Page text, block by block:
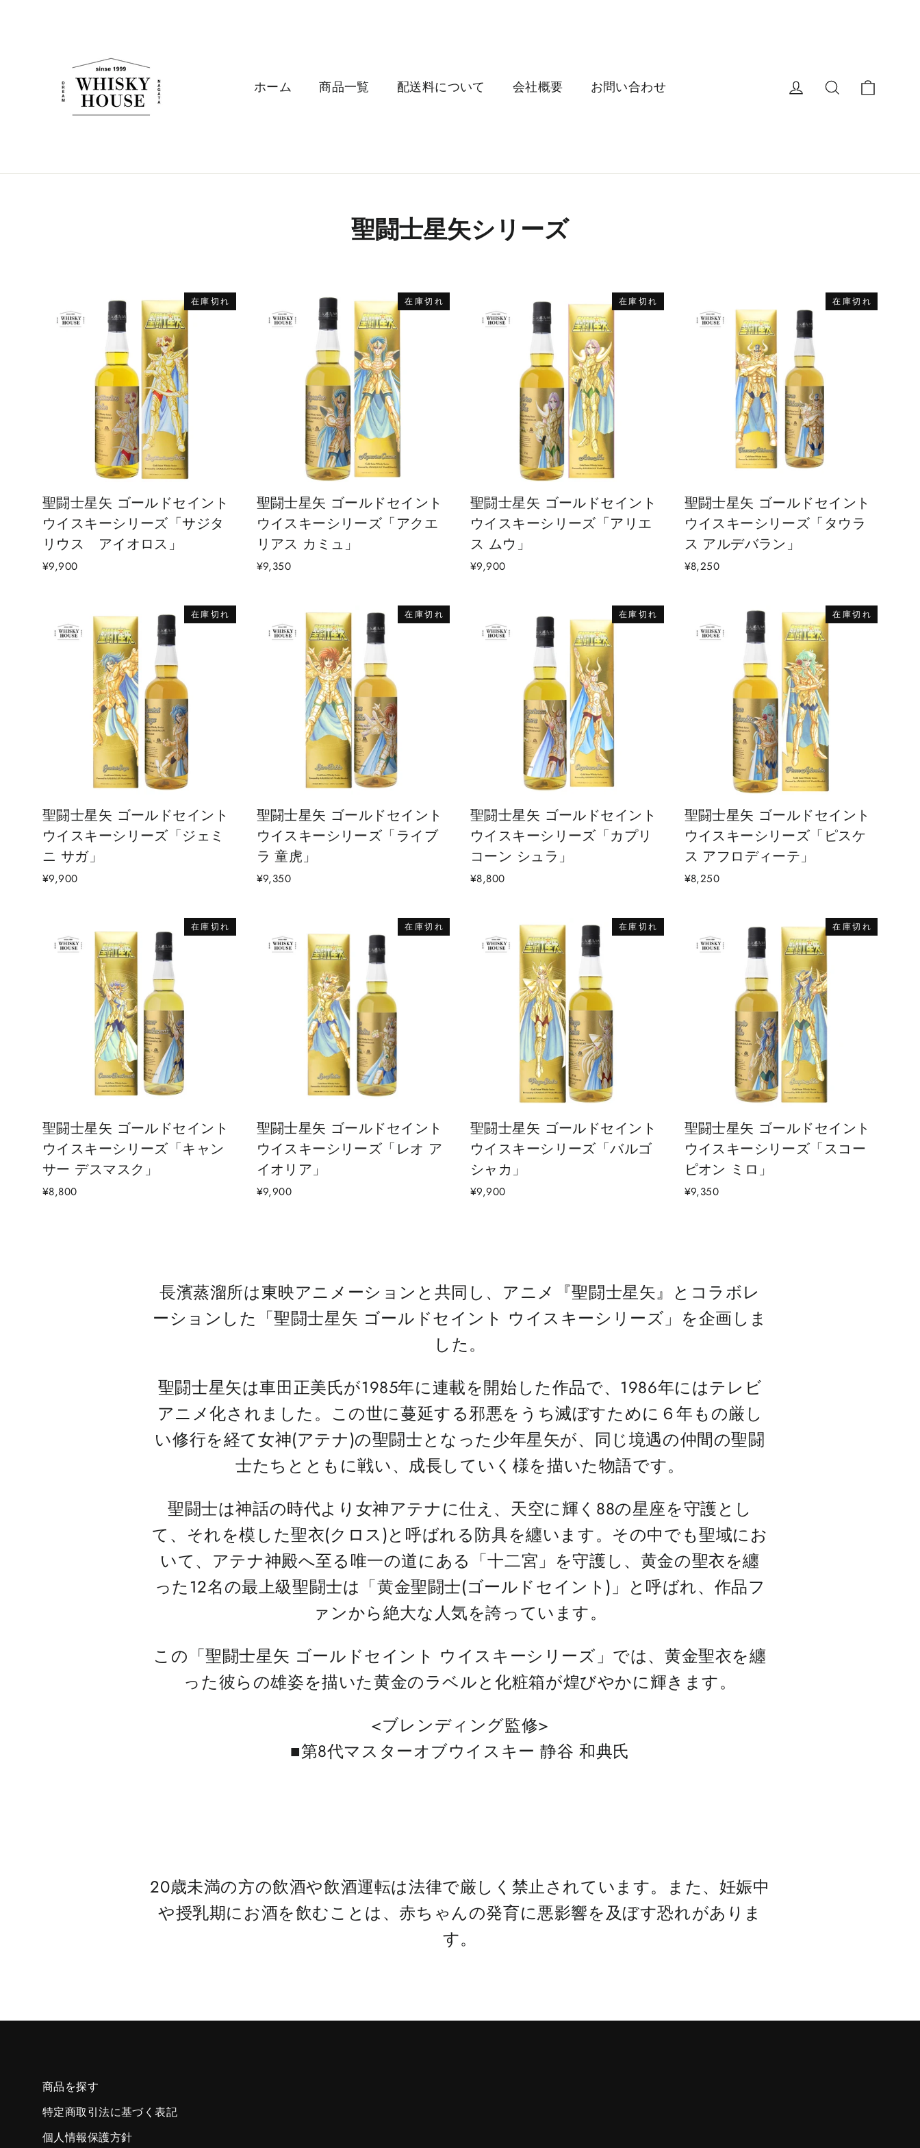
ホーム 商品一覧 配送料について 会社概要 お問い合わせ ログイン商品名を入
聖闘士星矢シリーズ
在庫切れ
聖闘士星矢 ゴールドセイント
ウイスキーシリーズ「サジタ
リウス アイオロス」
¥9,900
在庫切れ
聖闘士星矢 ゴールドセイント
ウイスキーシリーズ「アクエ
リアス カミュ」
¥9,350
在庫切れ
聖闘士星矢 ゴールドセイント
ウイスキーシリーズ「アリエ
ス ムウ」
¥9,900
在庫切れ
聖闘士星矢 ゴールドセイント
ウイスキーシリーズ「タウラ
ス アルデバラン」
¥8,250
在庫切れ
聖闘士星矢 ゴールドセイント
ウイスキーシリーズ「ジェミ
ニ サガ」
¥9,900
在庫切れ
聖闘士星矢 ゴールドセイント
ウイスキーシリーズ「ライブ
ラ 童虎」
¥9,350
在庫切れ
聖闘士星矢 ゴールドセイント
ウイスキーシリーズ「カプリ
コーン シュラ」
¥8,800
在庫切れ
聖闘士星矢 ゴールドセイント
ウイスキーシリーズ「ピスケ
ス アフロディーテ」
¥8,250
在庫切れ
聖闘士星矢 ゴールドセイント
ウイスキーシリーズ「キャン
サー デスマスク」
¥8,800
在庫切れ
聖闘士星矢 ゴールドセイント
ウイスキーシリーズ「レオ ア
イオリア」
¥9,900
在庫切れ
聖闘士星矢 ゴールドセイント
ウイスキーシリーズ「バルゴ
シャカ」
¥9,900
在庫切れ
聖闘士星矢 ゴールドセイント
ウイスキーシリーズ「スコー
ピオン ミロ」
¥9,350
長濱蒸溜所は東映アニメーションと共同し、アニメ『聖闘士星矢』とコラボレ
ーションした「聖闘士星矢 ゴールドセイント ウイスキーシリーズ」を企画しま
した。
聖闘士星矢は車田正美氏が1985年に連載を開始した作品で、1986年にはテレビ
アニメ化されました。この世に蔓延する邪悪をうち滅ぼすために６年もの厳し
い修行を経て女神(アテナ)の聖闘士となった少年星矢が、同じ境遇の仲間の聖闘
士たちとともに戦い、成長していく様を描いた物語です。
聖闘士は神話の時代より女神アテナに仕え、天空に輝く88の星座を守護とし
て、それを模した聖衣(クロス)と呼ばれる防具を纏います。その中でも聖域にお
いて、アテナ神殿へ至る唯一の道にある「十二宮」を守護し、黄金の聖衣を纏
った12名の最上級聖闘士は「黄金聖闘士(ゴールドセイント)」と呼ばれ、作品フ
ァンから絶大な人気を誇っています。
この「聖闘士星矢 ゴールドセイント ウイスキーシリーズ」では、黄金聖衣を纏
った彼らの雄姿を描いた黄金のラベルと化粧箱が煌びやかに輝きます。
<ブレンディング監修>
■第8代マスターオブウイスキー 静谷 和典氏
20歳未満の方の飲酒や飲酒運転は法律で厳しく禁止されています。また、妊娠中
や授乳期にお酒を飲むことは、赤ちゃんの発育に悪影響を及ぼす恐れがありま
す。
商品を探す
特定商取引法に基づく表記
個人情報保護方針